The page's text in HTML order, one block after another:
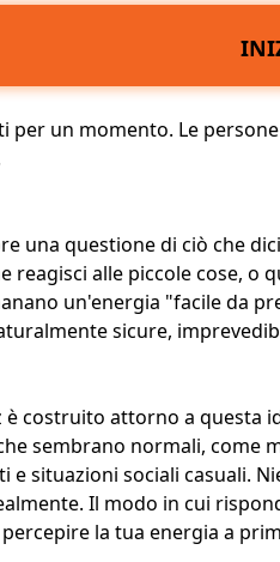
per un momento. Le
una questione di ciò che
reagisci alle piccole cose, o
un'energia "facile da
sicure,
è costruito attorno a questa
sembrano normali, come
esituazioni sociali casuali.
Il modo in cui
la tua energia a